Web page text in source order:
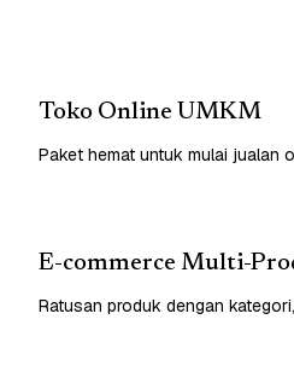
Toko Online UMKM
Paket hemat untuk mulai jualan
E-commerce Multi-
Ratusan produk dengan